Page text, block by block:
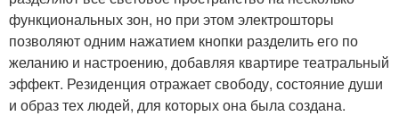
функциональных зон, но при этом электрошторы
позволяют одним нажатием кнопки разделить его по
желанию и настроению, добавляя квартире театральный
эффект. Резиденция отражает свободу, состояние души
и образ тех людей, для которых она была создана.